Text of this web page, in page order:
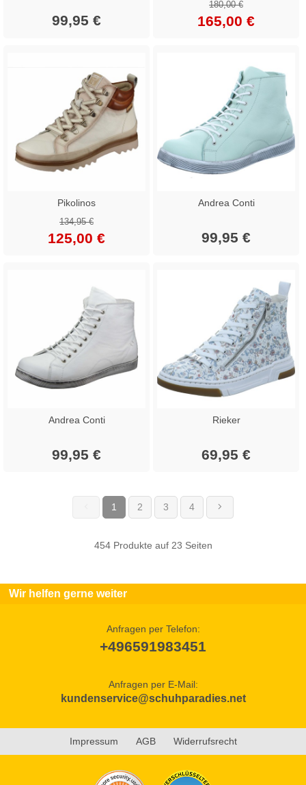
99,95 €
180,00 €
165,00 €
Pikolinos
134,95 €
125,00 €
Andrea Conti
99,95 €
Andrea Conti
99,95 €
Rieker
69,95 €
1 (current)
2 3 4
454 Produkte auf 23 Seiten
Wir helfen gerne weiter
Anfragen per Telefon:
+496591983451
Anfragen per E-Mail:
kundenservice@schuhparadies.net
Impressum AGB Widerrufsrecht